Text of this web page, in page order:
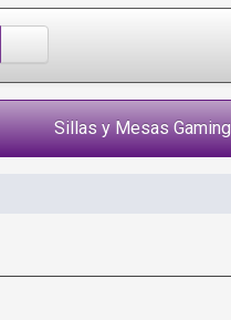
Sillas y Mesas Gaming